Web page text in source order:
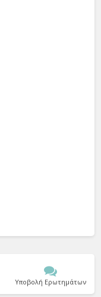
Υποβολή Ερωτημάτων